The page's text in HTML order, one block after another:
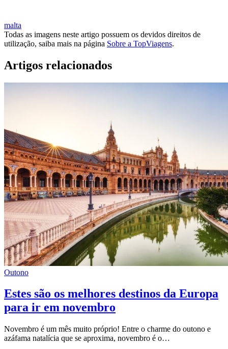
malta
Todas as imagens neste artigo possuem os devidos direitos de
utilização, saiba mais na página Sobre a TopViagens.
Artigos relacionados
Outono
Estes são os melhores destinos da Europa
para ir em novembro
Novembro é um mês muito próprio! Entre o charme do outono e
azáfama natalícia que se aproxima, novembro é o…